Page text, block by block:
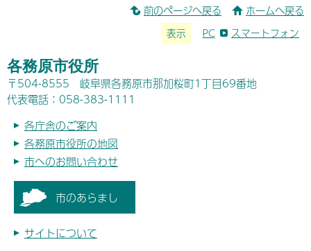
前のページへ戻る ホームへ戻る
表示 PC スマートフォン
各務原市役所
〒504-8555 岐阜県各務原市那加桜町1丁目69番地
代表電話：058-383-1111
各庁舎のご案内
各務原市役所の地図
市へのお問い合わせ
市のあらまし
サイトについて